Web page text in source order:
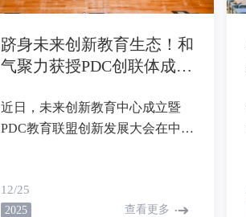
跻身未来创新教育生态！和
气聚力获授PDC创联体成员
近日，未来创新教育中心成立暨
PDC教育联盟创新发展大会在中国
PDC全国联盟学校代表齐聚一堂，
共同见证未来创新教育中心揭牌，
12/25
2025 查看更多